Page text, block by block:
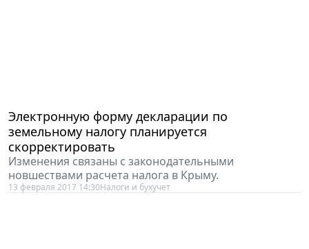
Электронную форму декларации по
земельному налогу планируется
скорректировать
Изменения связаны с законодательными
новшествами расчета налога в Крыму.
13 февраля 2017 14:30Налоги и бухучет